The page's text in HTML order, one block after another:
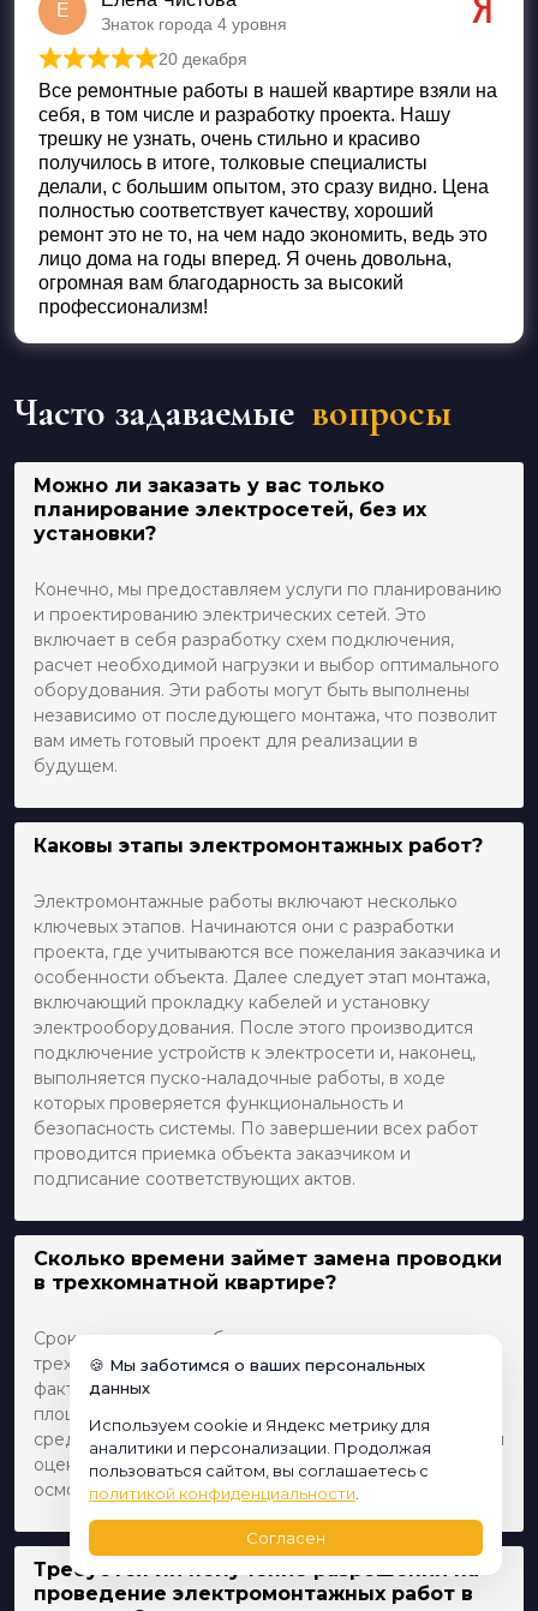
Е
Знаток города 4 уровня
Оценка5 из 5
20 декабря
Все ремонтные работы в нашей квартире взяли на
себя, в том числе и разработку проекта. Нашу
трешку не узнать, очень стильно и красиво
получилось в итоге, толковые специалисты
делали, с большим опытом, это сразу видно. Цена
полностью соответствует качеству, хороший
ремонт это не то, на чем надо экономить, ведь это
лицо дома на годы вперед. Я очень довольна,
огромная вам благодарность за высокий
профессионализм!
Часто задаваемые вопросы
Можно ли заказать у вас только
планирование электросетей, без их
установки?
Конечно, мы предоставляем услуги по планированию
и проектированию электрических сетей. Это
включает в себя разработку схем подключения,
расчет необходимой нагрузки и выбор оптимального
оборудования. Эти работы могут быть выполнены
независимо от последующего монтажа, что позволит
вам иметь готовый проект для реализации в
будущем.
Каковы этапы электромонтажных работ?
Электромонтажные работы включают несколько
ключевых этапов. Начинаются они с разработки
проекта, где учитываются все пожелания заказчика и
особенности объекта. Далее следует этап монтажа,
включающий прокладку кабелей и установку
электрооборудования. После этого производится
подключение устройств к электросети и, наконец,
выполняется пуско-наладочные работы, в ходе
которых проверяется функциональность и
безопасность системы. По завершении всех работ
проводится приемка объекта заказчиком и
подписание соответствующих актов.
Сколько времени займет замена проводки
в трехкомнатной квартире?
Срок выполнения работ по замене проводки в
трехкомнатной квартире зависит от множества
факторов, включая состояние старой проводки,
площадь квартиры и особенности помещения. В
среднем, это может занять от 3 до 5 дней. Для точной
оценки мы предлагаем провести предварительный
осмотр объекта.
Требуется ли получение разрешений на
проведение электромонтажных работ в
🍪 Мы заботимся о ваших персональных
данных
Используем cookie и Яндекс метрику для
аналитики и персонализации. Продолжая
пользоваться сайтом, вы соглашаетесь с
политикой конфиденциальности
Согласен